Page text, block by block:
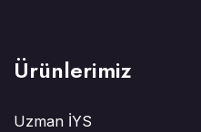
Ürünlerimiz
Uzman İYS